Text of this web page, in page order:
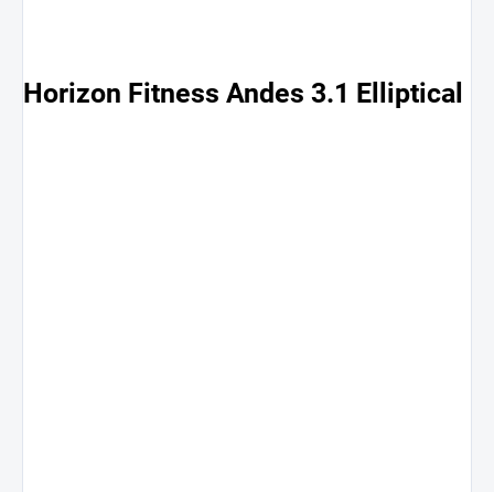
Horizon Fitness Andes 3.1 Elliptical